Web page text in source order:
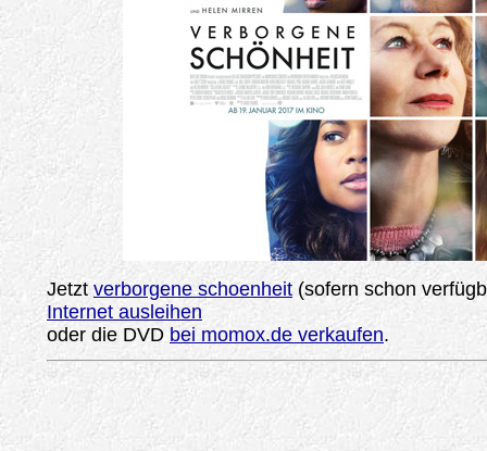
Jetzt verborgene schoenheit (sofern schon
Internet ausleihen
oder die DVD bei momox.de verkaufen.